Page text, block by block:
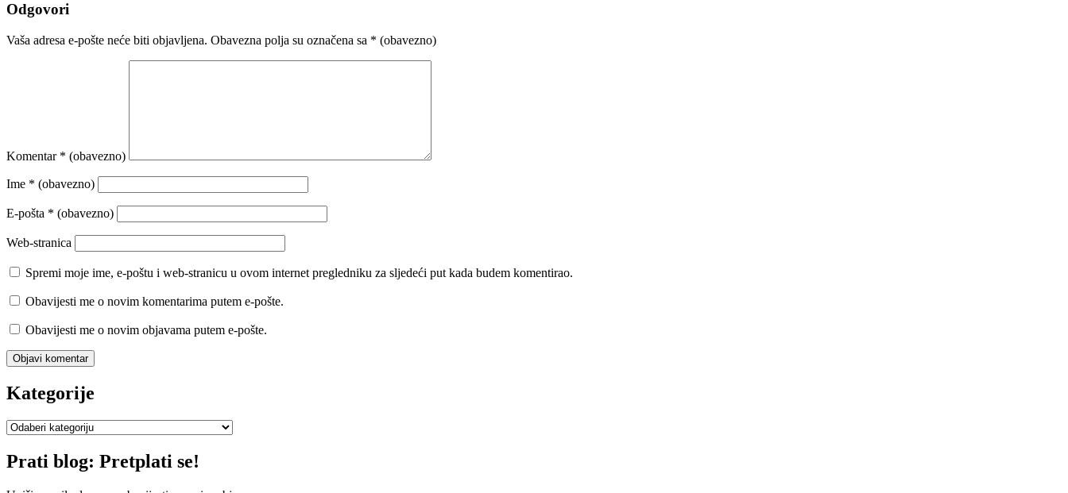
Odgovori
Vaša adresa e-pošte neće biti objavljena. Obavezna polja su označena sa * (obavezno)
Komentar * (obavezno)
Ime * (obavezno)
E-pošta * (obavezno)
Web-stranica
Spremi moje ime, e-poštu i web-stranicu u ovom internet pregledniku za sljedeći put kada budem komentirao.
Obavijesti me o novim komentarima putem e-pošte.
Obavijesti me o novim objavama putem e-pošte.
Kategorije
Kategorije
Prati blog: Pretplati se!